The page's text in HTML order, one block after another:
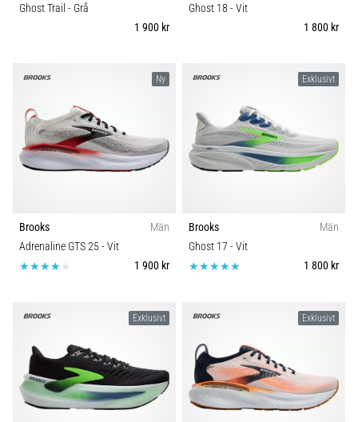
Ghost Trail - Grå
1 900 kr
Ghost 18 - Vit
1 800 kr
Ny
Brooks
Män
Adrenaline GTS 25- Vit
1 900 kr
Exklusivt
Brooks
Män
Ghost 17 - Vit
1 800 kr
Exklusivt Exklusivt